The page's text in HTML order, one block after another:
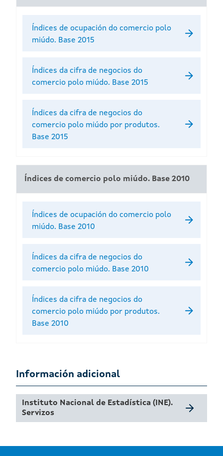
Índices de ocupación do comercio polo
miúdo. Base 2015
Índices da cifra de negocios do
comercio polo miúdo. Base 2015
Índices da cifra de negocios do
comercio polo miúdo por produtos.
Base 2015
Índices de comercio polo miúdo. Base 2010
Índices de ocupación do comercio polo
miúdo. Base 2010
Índices da cifra de negocios do
comercio polo miúdo. Base 2010
Índices da cifra de negocios do
comercio polo miúdo por produtos.
Base 2010
Información adicional
Instituto Nacional de Estadística (INE).
Servizos